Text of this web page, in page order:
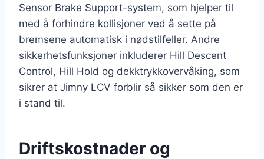
Sensor Brake Support-system, som hjelper til
med å forhindre kollisjoner ved å sette på
bremsene automatisk i nødstilfeller. Andre
sikkerhetsfunksjoner inkluderer Hill Descent
Control, Hill Hold og dekktrykkovervåking, som
sikrer at Jimny LCV forblir så sikker som den er
i stand til.
Driftskostnader og